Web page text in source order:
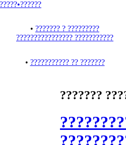
•??????
• ??????? ? ?????????
???????????????? ???????????
• ??????????? ?? ???????
???????